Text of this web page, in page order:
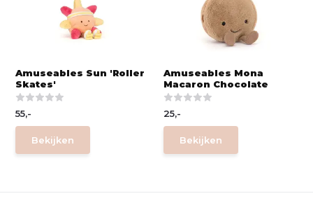
Amuseables Sun 'Roller
Skates'
55,-
Bekijken
Amuseables Mona
Macaron Chocolate
25,-
Bekijken